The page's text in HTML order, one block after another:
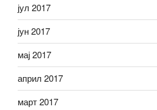
јул 2017
јун 2017
мај 2017
април 2017
март 2017